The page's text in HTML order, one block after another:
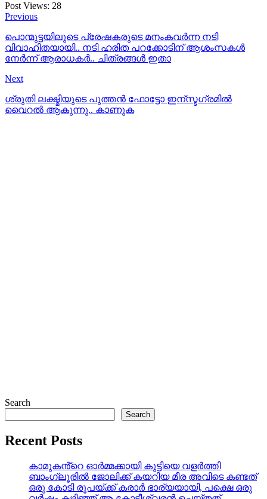
Post Views: 28
Previous
പൊന്മുട്ടയിലുടെ പ്രേഷകരുടെ മനംകവര്‍ന്ന നടി
വിവാഹിതയായി.. നടി ഹരിത പറക്കോടിന് ആശംസകള്‍
നേര്‍ന്ന് ആരാധകര്‍.. ചിത്രങ്ങള്‍ ഇതാ
Next
ശ്രുതി ലക്ഷ്മിയുടെ പുത്തന്‍ ഫോട്ടോ ഇന്സ്ടഗ്രമില്‍
വൈറല്‍ ആകുന്നു.. കാണുക
Search
Search
Recent Posts
കാമുകൻ്റെ ഓർമ്മക്കായി കുട്ടിയെ വളർത്തി
ബാംഗ്ലൂരിൽ ജോലിക്ക് കയറിയ മീര അവിടെ കണ്ടത്
ഒരു കോടി രൂപയ്ക്ക് കരാർ ഭാര്യയായി, പക്ഷെ ഒരു